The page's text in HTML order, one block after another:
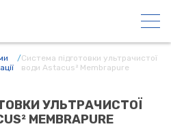
/Система підготовки ультрачистої
води Astacus² Membrapure
УЛЬТРАЧИСТОЇ
MEMBRAPURE